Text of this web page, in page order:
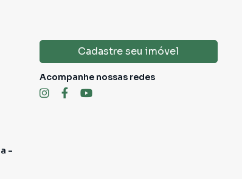
-
Cadastre seu imóvel
Acompanhe nossas redes